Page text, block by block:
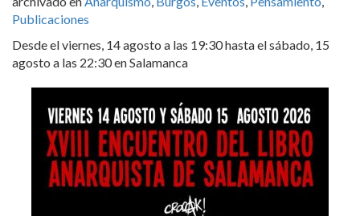
Publicaciones
Desde el viernes, 14 agosto a las 19:30 hasta el sábado, 15
agosto a las 22:30 en Salamanca